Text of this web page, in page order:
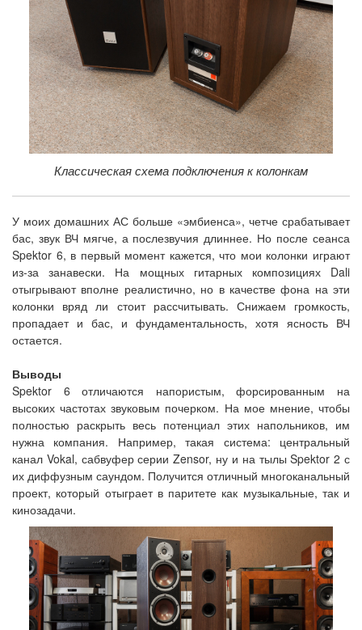
Классическая схема подключения к колонкам
У моих домашних АС больше «эмбиенса», четче срабатывает
бас, звук ВЧ мягче, а послезвучия длиннее. Но после сеанса
Spektor 6, в первый момент кажется, что мои колонки играют
из-за занавески. На мощных гитарных композициях Dali
отыгрывают вполне реалистично, но в качестве фона на эти
колонки вряд ли стоит рассчитывать. Снижаем громкость,
пропадает и бас, и фундаментальность, хотя ясность ВЧ
остается.
Выводы
Spektor 6 отличаются напористым, форсированным на
высоких частотах звуковым почерком. На мое мнение, чтобы
полностью раскрыть весь потенциал этих напольников, им
нужна компания. Например, такая система: центральный
канал Vokal, сабвуфер серии Zensor, ну и на тылы Spektor 2 с
их диффузным саундом. Получится отличный многоканальный
проект, который отыграет в паритете как музыкальные, так и
кинозадачи.